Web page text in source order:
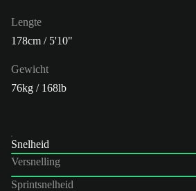
Lengte
178cm / 5'10"
Gewicht
76kg / 168lb
Snelheid
Versnelling
Sprintsnelheid